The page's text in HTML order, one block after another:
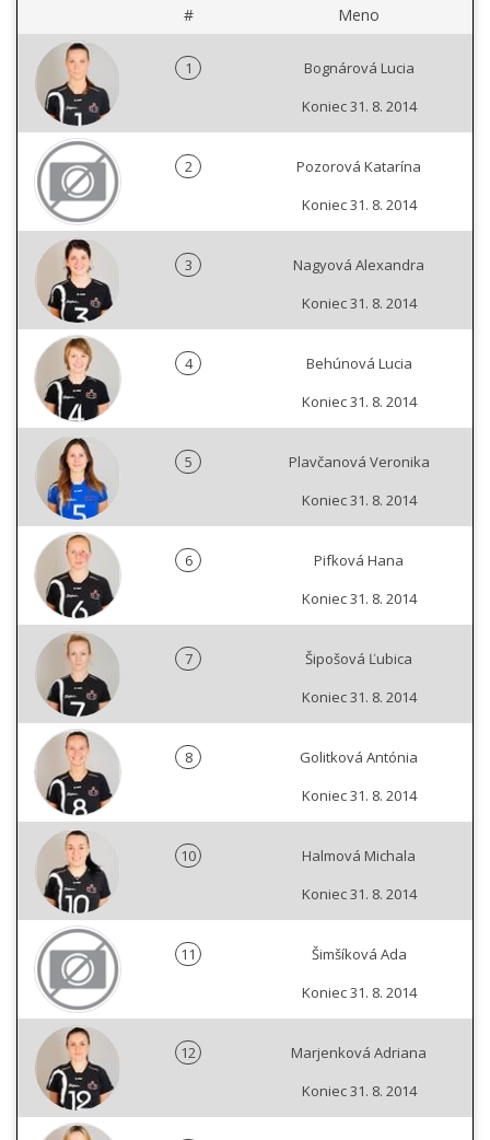
# Meno
1
Bognárová Lucia
Koniec 31. 8. 2014
2
Pozorová Katarína
Koniec 31. 8. 2014
3
Nagyová Alexandra
Koniec 31. 8. 2014
4
Behúnová Lucia
Koniec 31. 8. 2014
5
Plavčanová Veronika
Koniec 31. 8. 2014
6
Pifková Hana
Koniec 31. 8. 2014
7
Šipošová Ľubica
Koniec 31. 8. 2014
8
Golitková Antónia
Koniec 31. 8. 2014
10
Halmová Michala
Koniec 31. 8. 2014
11
Šimšíková Ada
Koniec 31. 8. 2014
12
Marjenková Adriana
Koniec 31. 8. 2014